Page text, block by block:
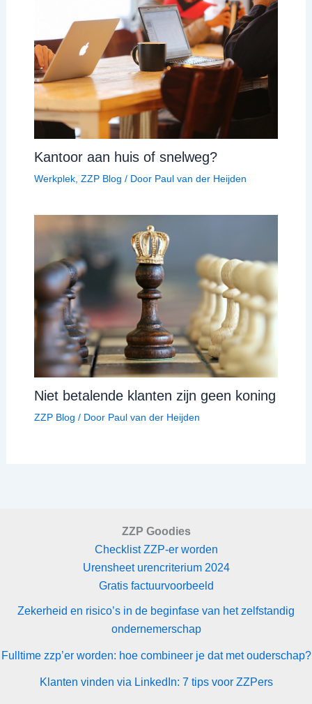
Kantoor aan huis of snelweg?
Werkplek, ZZP Blog / Door Paul van der Heijden
Niet betalende klanten zijn geen koning
ZZP Blog / Door Paul van der Heijden
ZZP Goodies
Checklist ZZP-er worden
Urensheet urencriterium 2024
Gratis factuurvoorbeeld
Zekerheid en risico’s in de beginfase van het zelfstandig
ondernemerschap
Fulltime zzp’er worden: hoe combineer je dat met ouderschap?
Klanten vinden via LinkedIn: 7 tips voor ZZPers